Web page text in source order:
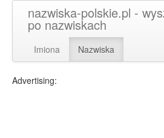
nazwiska-polskie.pl -
po nazwiskach
Imiona Nazwiska
Advertising: